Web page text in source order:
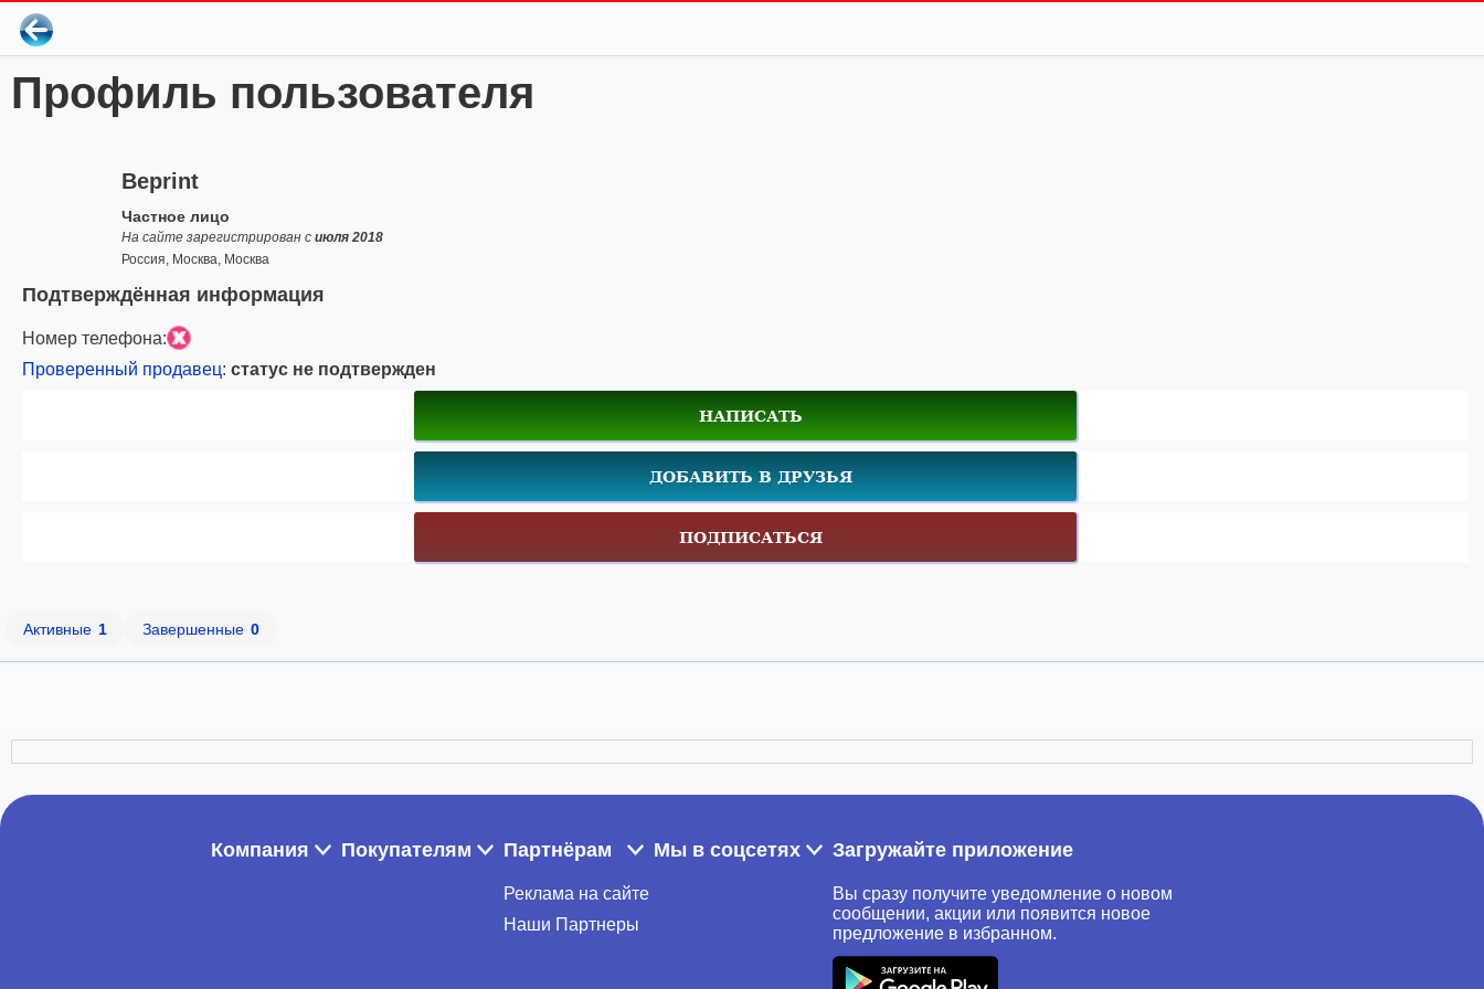
Профиль пользователя
Beprint
Частное лицо
На сайте зарегистрирован с июля 2018
Россия, Москва, Москва
Подтверждённая информация
Номер телефона:
Проверенный продавец: статус не подтвержден
НАПИСАТЬ
ДОБАВИТЬ В ДРУЗЬЯ
ПОДПИСАТЬСЯ
Активные 1 Завершенные 0
Компания Покупателям Партнёрам
Реклама на сайте
Наши Партнеры
Мы в соцсетях Загружайте приложение
Вы сразу получите уведомление о новом
сообщении, акции или появится новое
предложение в избранном.